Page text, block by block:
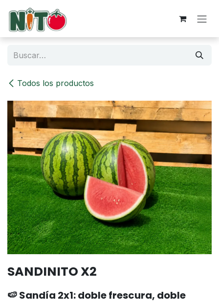
Ir al contenido
Todos los productos
SANDINITO X2
🍉 Sandía 2x1: doble frescura, doble